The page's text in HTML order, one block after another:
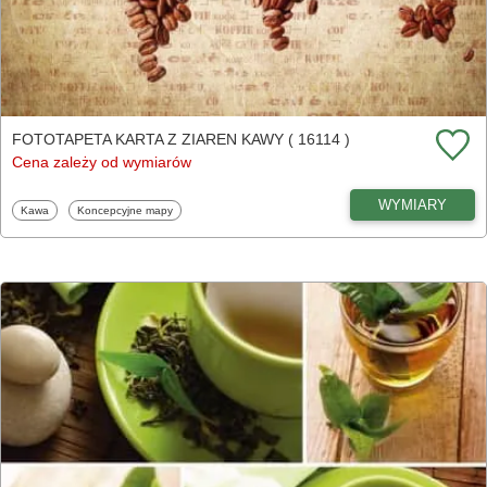
FOTOTAPETA KARTA Z ZIAREN KAWY ( 16114 )
Cena zależy od wymiarów
Fototapety
Kawa Fototapety
Koncepcyjne mapy WYMIARY